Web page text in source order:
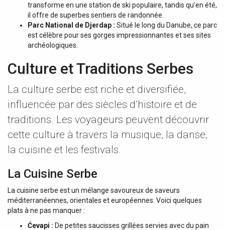
transforme en une station de ski populaire, tandis qu’en été,
il offre de superbes sentiers de randonnée.
Parc National de Djerdap : Situé le long du Danube, ce parc
est célèbre pour ses gorges impressionnantes et ses sites
archéologiques.
Culture et Traditions Serbes
La culture serbe est riche et diversifiée,
influencée par des siècles d’histoire et de
traditions. Les voyageurs peuvent découvrir
cette culture à travers la musique, la danse,
la cuisine et les festivals.
La Cuisine Serbe
La cuisine serbe est un mélange savoureux de saveurs
méditerranéennes, orientales et européennes. Voici quelques
plats à ne pas manquer :
Ćevapi : De petites saucisses grillées servies avec du pain